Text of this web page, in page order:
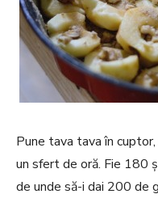
Pune tava tava în
un sfert de oră. Fie 180
de unde să-i dai 200 de